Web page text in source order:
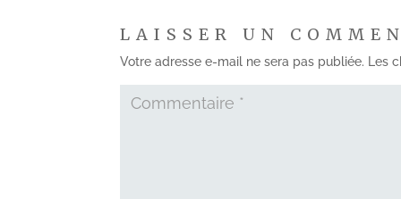
LAISSER UN
Votre adresse e-mail ne sera pas publiée. Les